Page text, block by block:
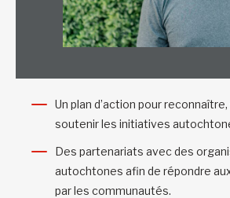
Un plan d’action pour
soutenir les initiatives
Des partenariats avec des
autochtones afin de répondre
par les communautés.